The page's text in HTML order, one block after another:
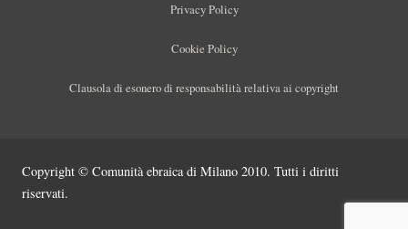
Privacy Policy
Cookie Policy
Clausola di esonero di responsabilità relativa ai copyright
Copyright © Comunità ebraica di Milano 2010. Tutti i diritti
riservati.